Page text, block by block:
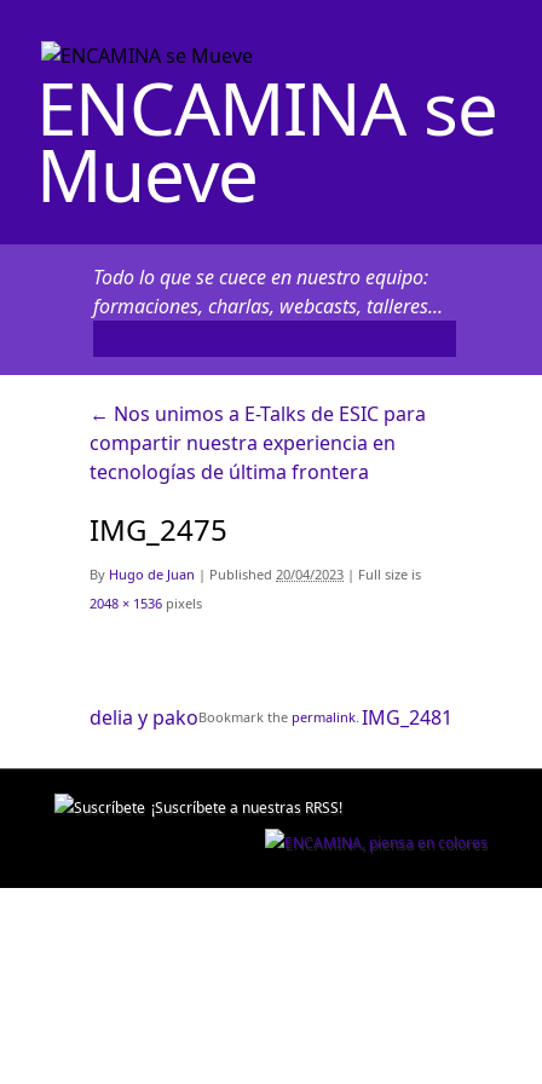
ENCAMINA se
Mueve
Todo lo que se cuece en nuestro equipo:
formaciones, charlas, webcasts, talleres...
← Nos unimos a E-Talks de ESIC para
compartir nuestra experiencia en
tecnologías de última frontera
IMG_2475
By Hugo de Juan | Published 20/04/2023 | Full size is
2048 × 1536 pixels
delia y pako IMG_2481
Bookmark the permalink
¡Suscríbete a nuestras RRSS!